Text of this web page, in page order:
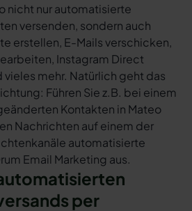
nicht nur automatisierte
versenden, sondern auch
erstellen, E-Mails verschicken,
Instagram Direct
vieles mehr. Natürlich geht das
Führen Sie z.B. bei einem
Kontakten in Mateo
Nachrichten auf einem der
automatisierte
Email Marketing aus.
per